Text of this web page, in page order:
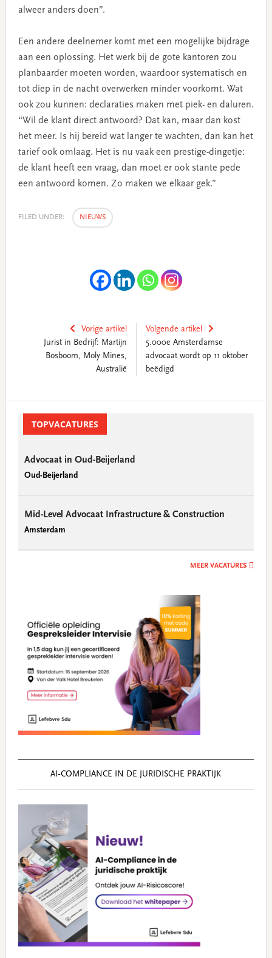
alweer anders doen”.
Een andere deelnemer komt met een mogelijke bijdrage
aan een oplossing. Het werk bij de gote kantoren zou
planbaarder moeten worden, waardoor systematisch en
tot diep in de nacht overwerken minder voorkomt. Wat
ook zou kunnen: declaraties maken met piek- en daluren.
“Wil de klant direct antwoord? Dat kan, maar dan kost
het meer. Is hij bereid wat langer te wachten, dan kan het
tarief ook omlaag. Het is nu vaak een prestige-dingetje:
de klant heeft een vraag, dan moet er ook stante pede
een antwoord komen. Zo maken we elkaar gek.”
FILED UNDER: NIEUWS
Vorige artikel
Jurist in Bedrijf: Martijn
Bosboom, Moly Mines,
Australië
Volgende artikel
5.000e Amsterdamse
advocaat wordt op 11 oktober
beëdigd
SidebarTOPVACATURES
Advocaat in Oud-Beijerland
Oud-Beijerland
Mid-Level Advocaat Infrastructure & Construction
Amsterdam
MEER VACATURES
AI‑COMPLIANCE IN DE JURIDISCHE PRAKTIJK